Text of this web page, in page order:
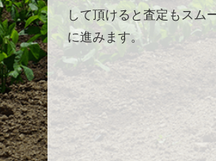
して頂けると査定もスム
に進みます。